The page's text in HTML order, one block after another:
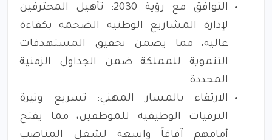
التوافق مع رؤية 2030: تأهيل المحترفين
لإدارة المشاريع الوطنية الضخمة بكفاءة
عالية، مما يضمن تحقيق المستهدفات
التنموية للمملكة ضمن الجداول الزمنية
المحددة.
الارتقاء بالمسار المهني: تسريع وتيرة
الترقيات الوظيفية للموظفين، مما يفتح
أمامهم آفاقاً واسعة لشغل المناصب